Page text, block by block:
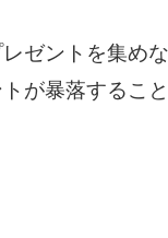
ゼントを集め
が暴落するこ